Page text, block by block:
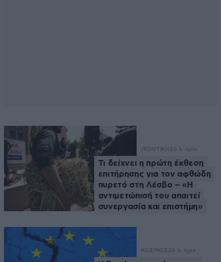
ΠΟΛΙΤΙΚΗ26 λ. πριν
Τι δείχνει η πρώτη έκθεση
επιτήρησης για τον αφθώδη
πυρετό στη Λέσβο – «Η
αντιμετώπισή του απαιτεί
συνεργασία και επιστήμη»
ΚΟΣΜΟΣ26 λ. πριν